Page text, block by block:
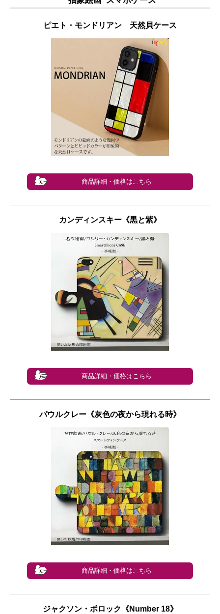
ピエト・モンドリアン 天然貝ケース
商品詳細・価格はこちら
カンディンスキー《黒と紫》
商品詳細・価格はこちら
パウルクレー《灰色の夜から現れる時》
商品詳細・価格はこちら
ジャクソン・ポロック《Number 18》